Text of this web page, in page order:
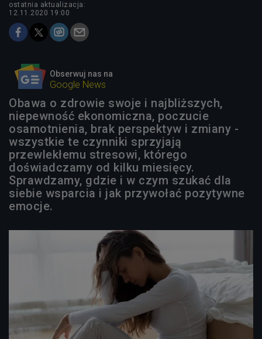
ostatnia aktualizacja:
12.11.2020 19:00
Obserwuj nas na
Google News
Obawa o zdrowie swoje i najbliższych,
niepewność ekonomiczna, poczucie
osamotnienia, brak perspektyw i zmiany -
wszystkie te czynniki sprzyjają
przewlekłemu stresowi, którego
doświadczamy od kilku miesięcy.
Sprawdzamy, gdzie i w czym szukać dla
siebie wsparcia i jak przywołać pozytywne
emocje.